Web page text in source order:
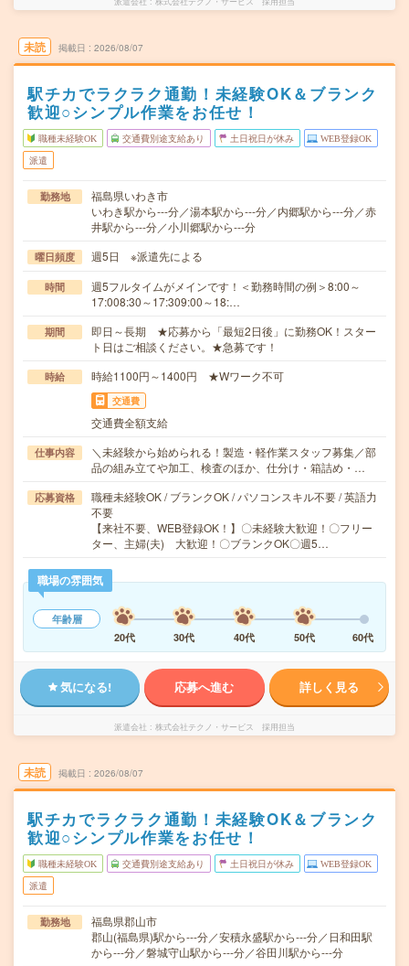
未読 掲載日 2026/08/07
駅チカでラクラク通勤！未経験OK＆ブランク
歓迎○シンプル作業をお任せ！
職種未経験OK 交通費別途支給あり 土日祝日が休み WEB登録OK
派遣
勤務地
福島県いわき市
いわき駅から---分／湯本駅から---分／内郷駅から---分／赤
井駅から---分／小川郷駅から---分
曜日頻度 週5日 ※派遣先による
時間
週5フルタイムがメインです！＜勤務時間の例＞8:00～
17:008:30～17:309:00～18:…
期間
即日～長期 ★応募から「最短2日後」に勤務OK！スター
ト日はご相談ください。★急募です！
時給 時給1100円～1400円 ★Wワーク不可
交通費
交通費全額支給
仕事内容
＼未経験から始められる！製造・軽作業スタッフ募集／部
品の組み立てや加工、検査のほか、仕分け・箱詰め・…
応募資格
職種未経験OK / ブランクOK / パソコンスキル不要 / 英語力
不要
【来社不要、WEB登録OK！】〇未経験大歓迎！〇フリー
ター、主婦(夫) 大歓迎！〇ブランクOK〇週5…
職場の雰囲気
年齢層
20代
30代 40代 50代 60代
気になる! 応募へ進む 詳しく見る
派遣会社 株式会社テクノ・サービス 採用担当
未読 掲載日 2026/08/07
駅チカでラクラク通勤！未経験OK＆ブランク
歓迎○シンプル作業をお任せ！
職種未経験OK 交通費別途支給あり 土日祝日が休み WEB登録OK
派遣
勤務地
福島県郡山市
郡山(福島県)駅から---分／安積永盛駅から---分／日和田駅
から---分／磐城守山駅から---分／谷田川駅から---分